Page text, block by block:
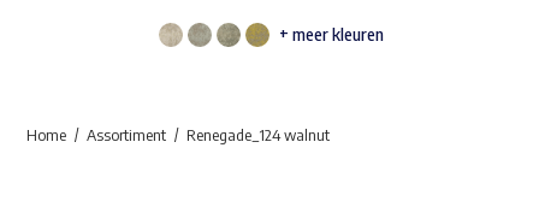
Dit
+ meer kleuren
Home Assortiment Renegade_124 walnut